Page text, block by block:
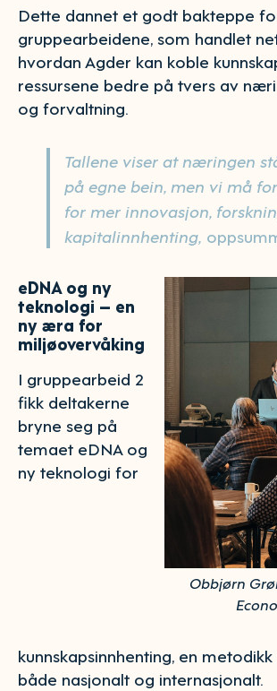
Dette dannet et godt bakteppe
gruppearbeidene, som handlet
hvordan Agder kan koble
ressursene bedre på tvers av
og forvaltning.
Tallene viser at næringen
på egne bein, men vi må
for mer innovasjon,
kapitalinnhenting,
Obbjørn
eDNA og ny
teknologi – en
ny æra for
miljøovervåking
I gruppearbeid 2
fikk deltakerne
bryne seg på
temaet eDNA og
ny teknologi for
kunnskapsinnhenting, en
både nasjonalt og internasjonalt.